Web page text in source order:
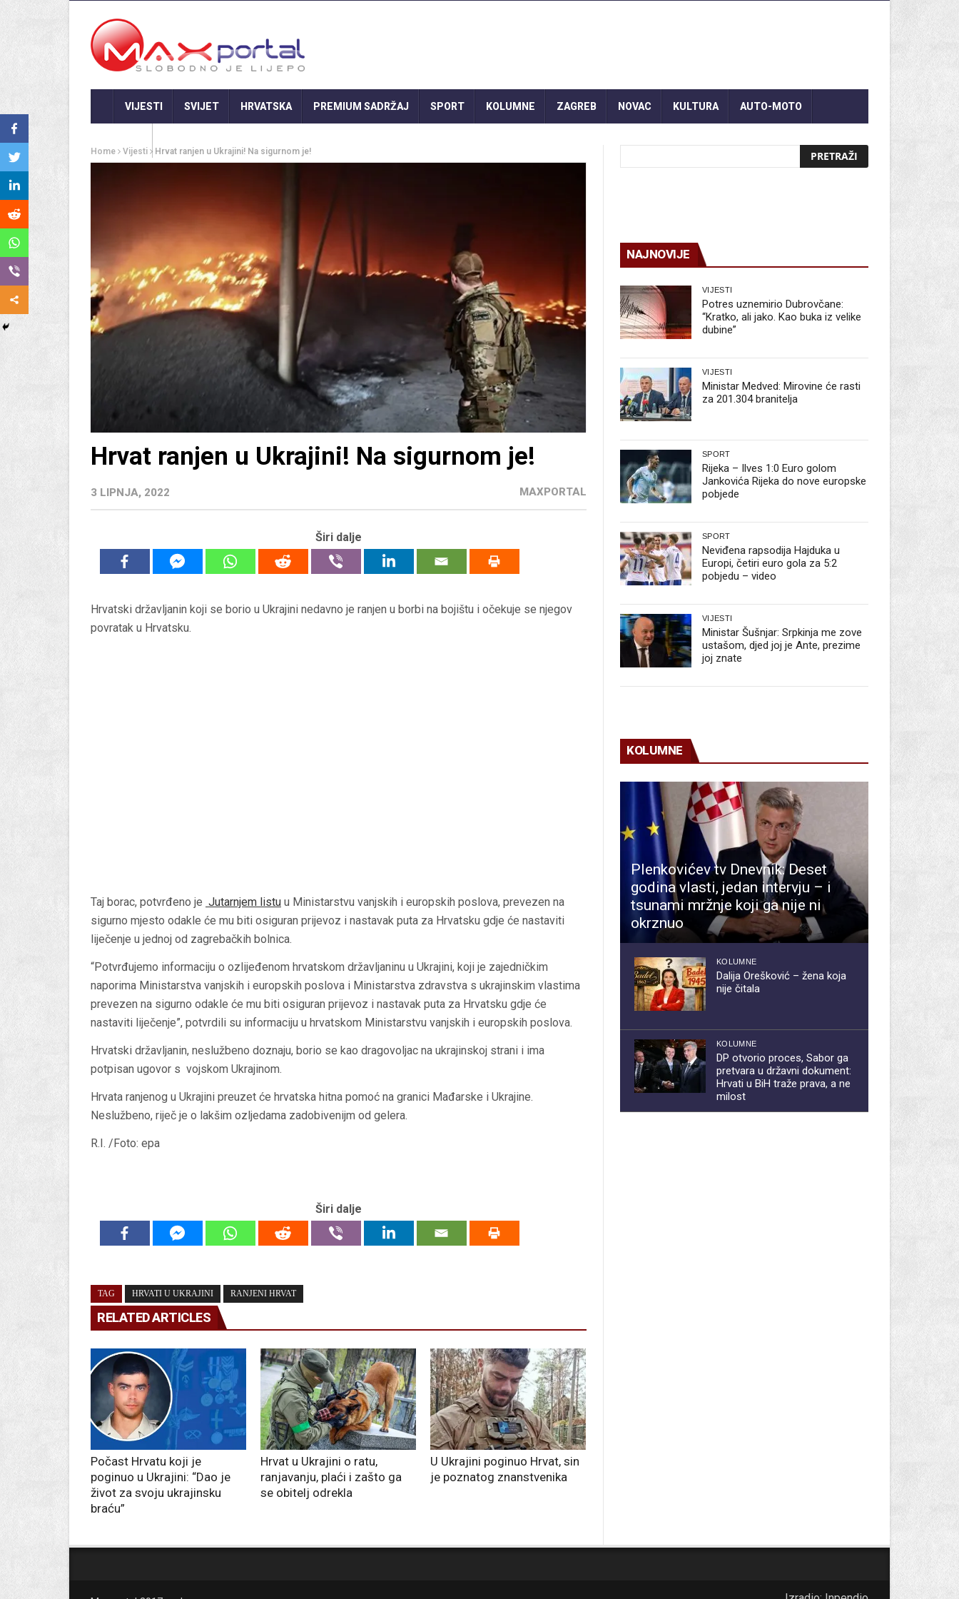
VIJESTI SVIJET HRVATSKA PREMIUM SADRŽAJ SPORT KOLUMNE ZAGREB NOVAC KULTURA AUTO-MOTO
Home Vijesti Hrvat ranjen u Ukrajini! Na sigurnom je!
Hrvat ranjen u Ukrajini! Na sigurnom je!
3 LIPNJA, 2022 MAXPORTAL
Širi dalje
Hrvatski državljanin koji se borio u Ukrajini nedavno je ranjen u borbi na bojištu i očekuje se njegov
povratak u Hrvatsku.
Taj borac, potvrđeno je Jutarnjem listu u Ministarstvu vanjskih i europskih poslova, prevezen na
sigurno mjesto odakle će mu biti osiguran prijevoz i nastavak puta za Hrvatsku gdje će nastaviti
liječenje u jednoj od zagrebačkih bolnica.
“Potvrđujemo informaciju o ozlijeđenom hrvatskom državljaninu u Ukrajini, koji je zajedničkim
naporima Ministarstva vanjskih i europskih poslova i Ministarstva zdravstva s ukrajinskim vlastima
prevezen na sigurno odakle će mu biti osiguran prijevoz i nastavak puta za Hrvatsku gdje će
nastaviti liječenje”, potvrdili su informaciju u hrvatskom Ministarstvu vanjskih i europskih poslova.
Hrvatski državljanin, neslužbeno doznaju, borio se kao dragovoljac na ukrajinskoj strani i ima
potpisan ugovor s vojskom Ukrajinom.
Hrvata ranjenog u Ukrajini preuzet će hrvatska hitna pomoć na granici Mađarske i Ukrajine.
Neslužbeno, riječ je o lakšim ozljedama zadobivenijm od gelera.
R.I. /Foto: epa
Širi dalje
TAG HRVATI U UKRAJINI RANJENI HRVAT
RELATED ARTICLES
Počast Hrvatu koji je
poginuo u Ukrajini: “Dao je
život za svoju ukrajinsku
braću”
Hrvat u Ukrajini o ratu,
ranjavanju, plaći i zašto ga
se obitelj odrekla
U Ukrajini poginuo Hrvat, sin
je poznatog znanstvenika
NAJNOVIJE
VIJESTI
Potres uznemirio Dubrovčane:
“Kratko, ali jako. Kao buka iz velike
dubine”
VIJESTI
Ministar Medved: Mirovine će rasti
za 201.304 branitelja
SPORT
Rijeka – Ilves 1:0 Euro golom
Jankovića Rijeka do nove europske
pobjede
SPORT
Neviđena rapsodija Hajduka u
Europi, četiri euro gola za 5:2
pobjedu – video
VIJESTI
Ministar Šušnjar: Srpkinja me zove
ustašom, djed joj je Ante, prezime
joj znate
KOLUMNE
Plenkovićev tv Dnevnik: Deset
godina vlasti, jedan intervju – i
tsunami mržnje koji ga nije ni
okrznuo
KOLUMNE
Dalija Orešković – žena koja
nije čitala
KOLUMNE
DP otvorio proces, Sabor ga
pretvara u državni dokument:
Hrvati u BiH traže prava, a ne
milost